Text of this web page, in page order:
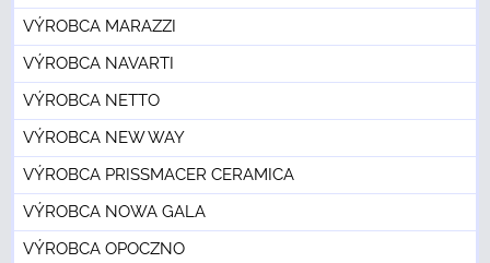
VÝROBCA MARAZZI
VÝROBCA NAVARTI
VÝROBCA NETTO
VÝROBCA NEW WAY
VÝROBCA PRISSMACER CERAMICA
VÝROBCA NOWA GALA
VÝROBCA OPOCZNO